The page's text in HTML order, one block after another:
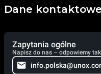
Dane
Zapytania ogólne
Napisz do nas – odpowiemy